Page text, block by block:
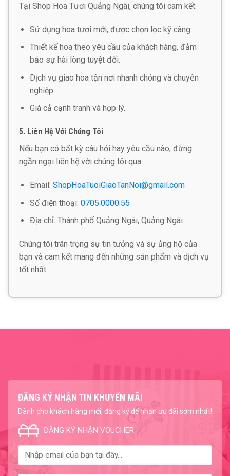
Tại Shop Hoa Tươi Quảng Ngãi, chúng tôi cam kết:
Sử dụng hoa tươi mới, được chọn lọc kỹ càng.
Thiết kế hoa theo yêu cầu của khách hàng, đảm
bảo sự hài lòng tuyệt đối.
Dịch vụ giao hoa tận nơi nhanh chóng và chuyên
nghiệp.
Giá cả cạnh tranh và hợp lý.
5. Liên Hệ Với Chúng Tôi
Nếu bạn có bất kỳ câu hỏi hay yêu cầu nào, đừng
ngần ngại liên hệ với chúng tôi qua:
Email: ShopHoaTuoiGiaoTanNoi@gmail.com
Số điện thoại: 0705.0000.55
Địa chỉ: Thành phố Quảng Ngãi, Quảng Ngãi
Chúng tôi trân trọng sự tin tưởng và sự ủng hộ của
bạn và cam kết mang đến những sản phẩm và dịch vụ
tốt nhất.
ĐĂNG KÝ NHẬN TIN KHUYẾN MÃI
Dành cho khách hàng mới, đăng ký để nhận ưu đãi sớm nhất!
ĐĂNG KÝ NHẬN VOUCHER